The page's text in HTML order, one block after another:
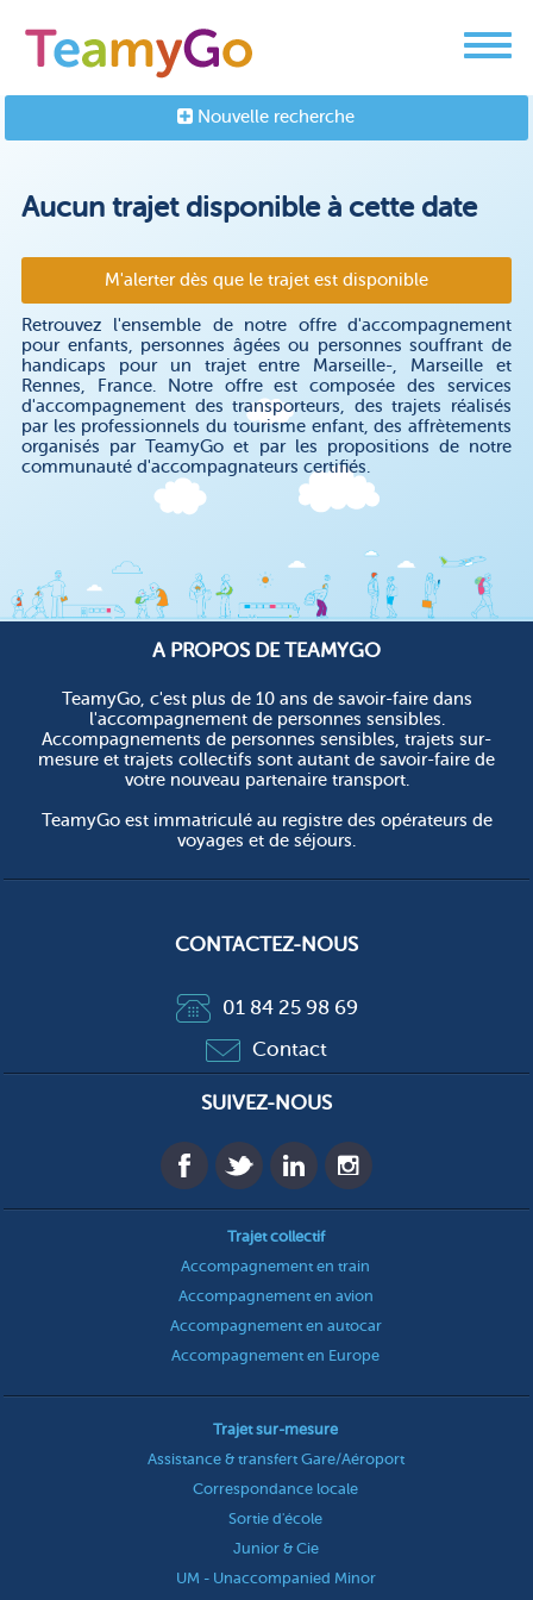
Nouvelle recherche
Aucun trajet disponible à cette date
M'alerter dès que le trajet est disponible
Retrouvez l'ensemble de notre offre d'accompagnement
pour enfants, personnes âgées ou personnes souffrant de
handicaps pour un trajet entre Marseille-, Marseille et
Rennes, France. Notre offre est composée des services
d'accompagnement des transporteurs, des trajets réalisés
par les professionnels du tourisme enfant, des affrètements
organisés par TeamyGo et par les propositions de notre
communauté d'accompagnateurs certifiés.
A PROPOS DE TEAMYGO
TeamyGo, c'est plus de 10 ans de savoir-faire dans
l'accompagnement de personnes sensibles.
Accompagnements de personnes sensibles, trajets sur-
mesure et trajets collectifs sont autant de savoir-faire de
votre nouveau partenaire transport.
TeamyGo est immatriculé au registre des opérateurs de
voyages et de séjours.
CONTACTEZ-NOUS
01 84 25 98 69
Contact
SUIVEZ-NOUS
Trajet collectif
Accompagnement en train
Accompagnement en avion
Accompagnement en autocar
Accompagnement en Europe
Trajet sur-mesure
Assistance & transfert Gare/Aéroport
Correspondance locale
Sortie d'école
Junior & Cie
UM - Unaccompanied Minor